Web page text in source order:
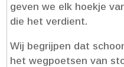
geven we elk hoekje
die het verdient.​
Wij begrijpen dat
het wegpoetsen van